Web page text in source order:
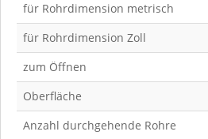
für Rohrdimension metrisch
für Rohrdimension Zoll
zum Öffnen
Oberfläche
Anzahl durchgehende Rohre